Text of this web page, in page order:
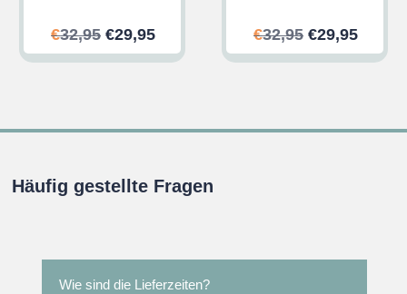
€32,95 Ursprünglicher
Preis
€29,95Aktueller
Preis
€32,95
Preis
€29,95
Preis
Häufig gestellte Fragen
Wie sind die Lieferzeiten?